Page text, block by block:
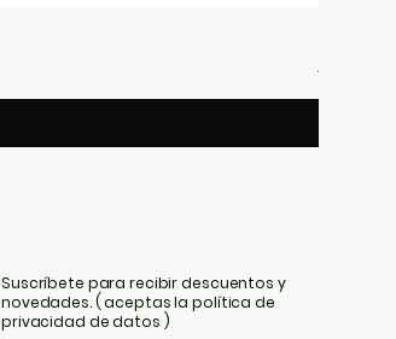
Precio
439,00 €
Suscríbete para recibir descuentos y
novedades. ( aceptas la política de
privacidad de datos )